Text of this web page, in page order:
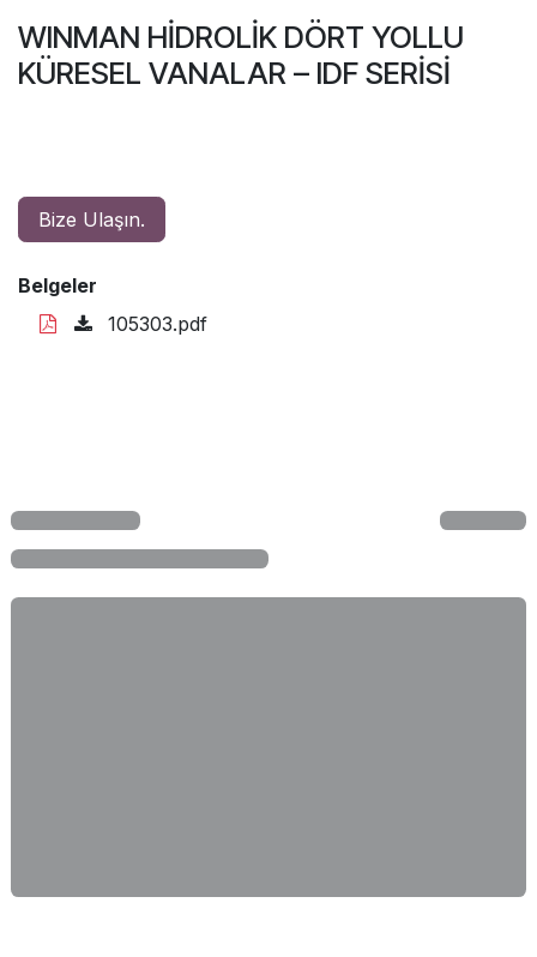
WINMAN HİDROLİK DÖRT YOLLU
KÜRESEL VANALAR – IDF SERİSİ
Bize Ulaşın.
Belgeler
105303.pdf